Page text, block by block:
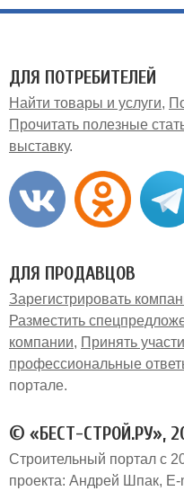
ДЛЯ ПОТРЕБИТЕЛЕЙ
Найти товары и услуги
Прочитать полезные
выставку
ДЛЯ ПРОДАВЦОВ
Зарегистрировать
Разместить
компании
Принять
профессиональные
портале
© «БЕСТ-СТРОЙ.РУ»,
Строительный портал с
проекта: Андрей Шпак E-